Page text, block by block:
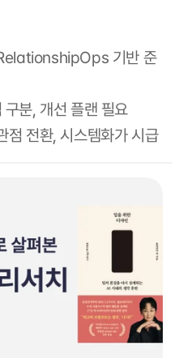
기반 준
분, 개선 플랜 필요
전환, 시스템화가 시급